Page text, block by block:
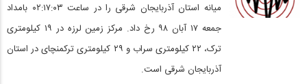
میانه استان آذربایجان شرقی را در ساعت ۰۲:۱۷:۰۳ بامداد
جمعه ۱۷ آبان ۹۸ رخ داد. مرکز زمین لرزه در ۱۹ کیلومتری
ترک، ۲۲ کیلومتری سراب و ۲۹ کیلومتری ترکمنچای در استان
آذربایجان شرقی است.